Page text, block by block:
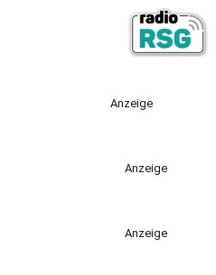
Anzeige
Anzeige
Anzeige